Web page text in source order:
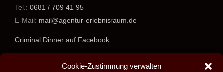
Cookie-Zustimmung verwalten
Tel.: 0681 / 709 41 95
E-Mail: mail@agentur-erlebnisraum.de
Criminal Dinner auf Facebook